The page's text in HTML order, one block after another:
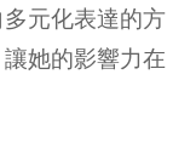
元化表達的方
她的影響力在